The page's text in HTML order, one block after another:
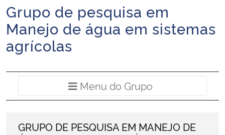
Ministério da Infraestrutura
Ministério da Agricultura, Pecuária e Abastecimento
Início do conteúdo
Grupo de pesquisa em
Manejo de água em sistemas
agrícolas
Menu do Grupo
GRUPO DE PESQUISA EM MANEJO DE